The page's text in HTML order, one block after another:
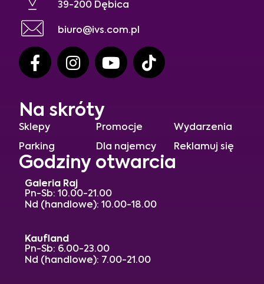
39-200 Dębica
biuro@ivs.com.pl
Na skróty
Sklepy Promocje Wydarzenia
Parking Dla najemcy Reklamuj się
Godziny otwarcia
Galeria Raj
Pn-Sb: 10.00-21.00
Nd (handlowe): 10.00-18.00
Kaufland
Pn-Sb: 6.00-23.00
Nd (handlowe): 7.00-21.00